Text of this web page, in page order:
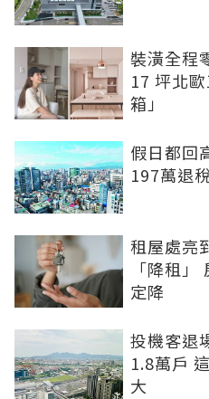
裝潢全程
17 坪北
箱」
假日都回
197萬退
租屋處亮
「降租
定降
投機客退
1.8萬戶
大